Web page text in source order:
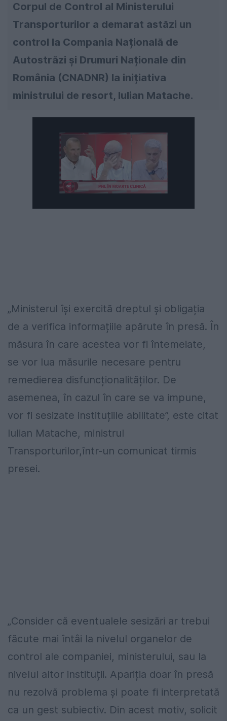
Corpul de Control al Ministerului
Transporturilor a demarat astăzi un
control la Compania Națională de
Autostrăzi și Drumuri Naționale din
România (CNADNR) la inițiativa
ministrului de resort, Iulian Matache.
„Ministerul își exercită dreptul și obligația
de a verifica informațiile apărute în presă. În
măsura în care acestea vor fi întemeiate,
se vor lua măsurile necesare pentru
remedierea disfuncționalităților. De
asemenea, în cazul în care se va impune,
vor fi sesizate instituțiile abilitate”, este citat
Iulian Matache, ministrul
Transporturilor,într-un comunicat tirmis
presei.
„Consider că eventualele sesizări ar trebui
făcute mai întâi la nivelul organelor de
control ale companiei, ministerului, sau la
nivelul altor instituții. Apariția doar în presă
nu rezolvă problema și poate fi interpretată
ca un gest subiectiv. Din acest motiv, solicit